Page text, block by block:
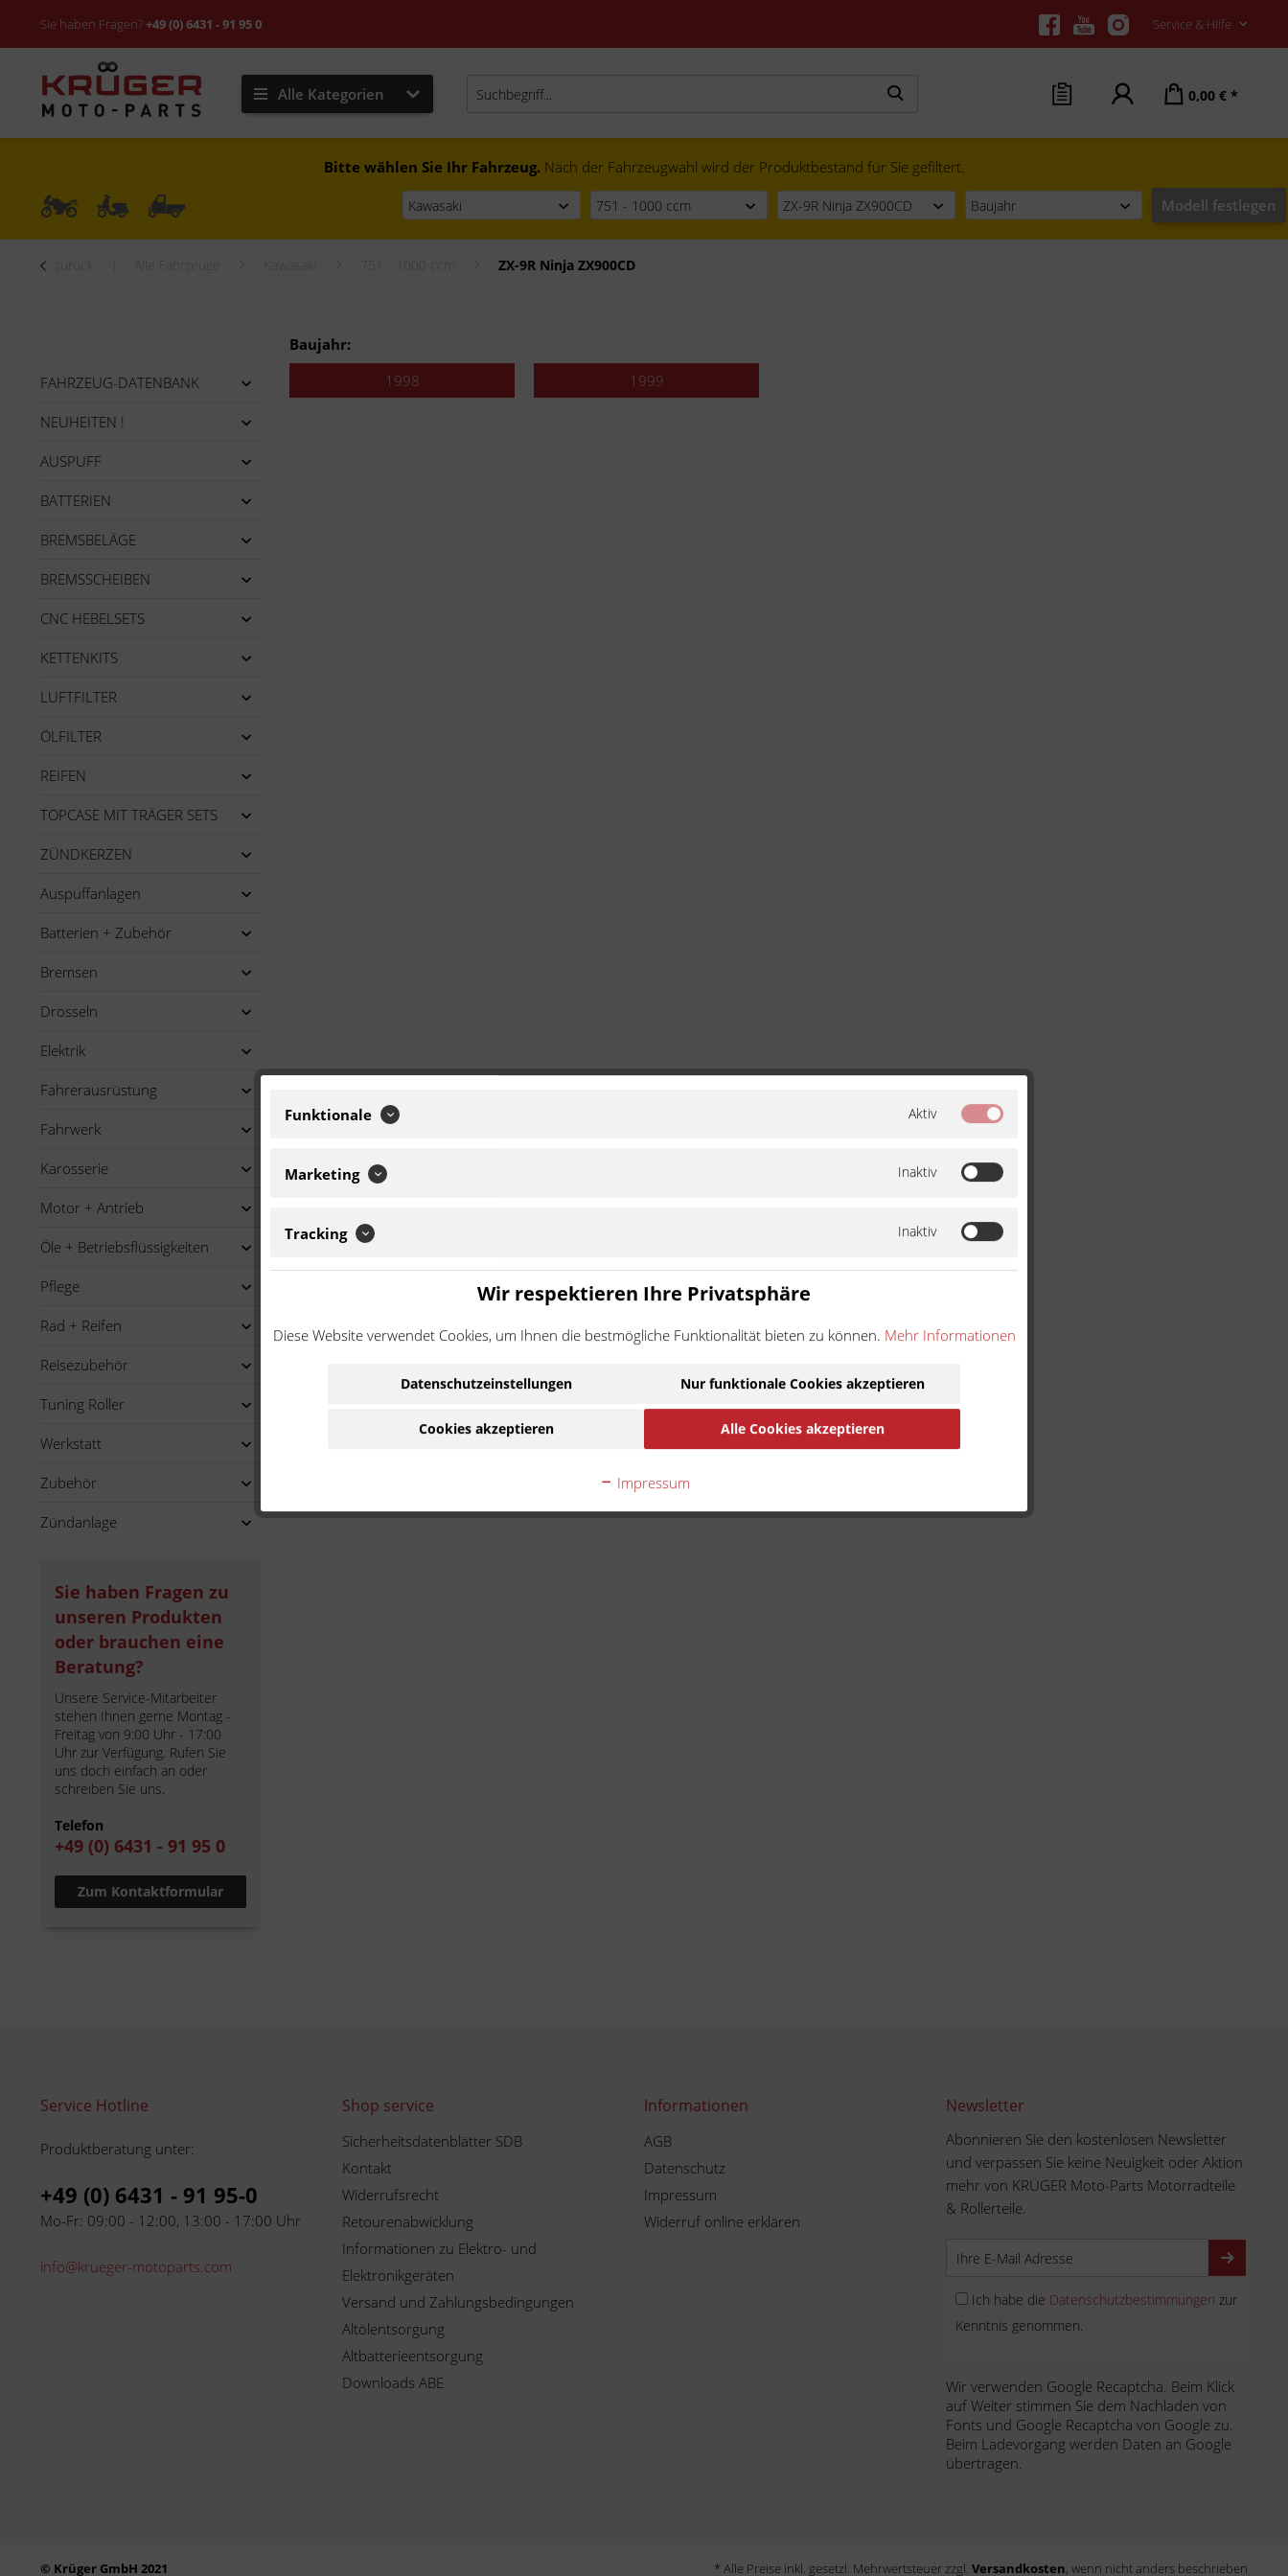
Sie haben Fragen?+49 (0) 6431 - 91 95 0 Service & Hilfe
Alle Kategorien 0,00 € *
Bitte wählen Sie Ihr Fahrzeug. Nach der Fahrzeugwahl wird der Produktbestand für Sie gefiltert.
Modell festlegen
ZX-9R Ninja ZX900CD
FAHRZEUG-DATENBANK
NEUHEITEN !
AUSPUFF
BATTERIEN
BREMSBELÄGE
BREMSSCHEIBEN
CNC HEBELSETS
KETTENKITS
LUFTFILTER
ÖLFILTER
REIFEN
TOPCASE MIT TRÄGER SETS
ZÜNDKERZEN
Auspuffanlagen
Batterien + Zubehör
Bremsen
Drosseln
Elektrik
Fahrerausrüstung
Fahrwerk
Karosserie
Motor + Antrieb
Öle + Betriebsflüssigkeiten
Pflege
Rad + Reifen
Reisezubehör
Tuning Roller
Werkstatt
Zubehör
Zündanlage
Sie haben Fragen zu
unseren Produkten
oder brauchen eine
Beratung?
Unsere Service-Mitarbeiter
stehen Ihnen gerne Montag -
Freitag von 9:00 Uhr - 17:00
Uhr zur Verfügung. Rufen Sie
uns doch einfach an oder
schreiben Sie uns.
Telefon
+49 (0) 6431 - 91 95 0
Zum Kontaktformular
Baujahr:
1998
1999
Service Hotline
Produktberatung unter:
+49 (0) 6431 - 91 95-0
Mo-Fr: 09:00 - 12:00, 13:00 - 17:00 Uhr
info@krueger-motoparts.com
Shop service
Sicherheitsdatenblätter SDB
Kontakt
Widerrufsrecht
Retourenabwicklung
Informationen zu Elektro- und
Elektronikgeräten
Versand und Zahlungsbedingungen
Altölentsorgung
Altbatterieentsorgung
Downloads ABE
Informationen
AGB
Datenschutz
Impressum
Widerruf online erklären
Newsletter
Abonnieren Sie den kostenlosen Newsletter
und verpassen Sie keine Neuigkeit oder Aktion
mehr von KRÜGER Moto-Parts Motorradteile
& Rollerteile.
Ich habe die Datenschutzbestimmungen zur
Kenntnis genommen.
Wir verwenden Google Recaptcha. Beim Klick
auf Weiter stimmen Sie dem Nachladen von
Fonts und Google Recaptcha von Google zu.
Beim Ladevorgang werden Daten an Google
übertragen.
© Krüger GmbH 2021 * Alle Preise inkl. gesetzl. Mehrwertsteuer zzgl. Versandkosten, wenn nicht anders beschrieben
Funktionale Aktiv
Marketing Inaktiv
Tracking Inaktiv
Wir respektieren Ihre Privatsphäre
Diese Website verwendet Cookies, um Ihnen die bestmögliche Funktionalität bieten zu können. Mehr Informationen
Datenschutzeinstellungen Nur funktionale Cookies akzeptieren
Cookies akzeptieren Alle Cookies akzeptieren
Impressum